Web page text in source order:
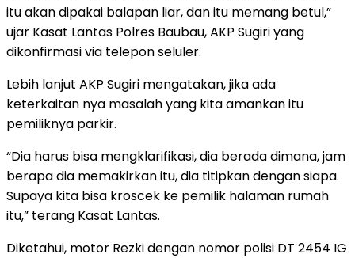
itu akan dipakai balapan liar, dan itu memang betul,”
ujar Kasat Lantas Polres Baubau, AKP Sugiri yang
dikonfirmasi via telepon seluler.
Lebih lanjut AKP Sugiri mengatakan, jika ada
keterkaitan nya masalah yang kita amankan itu
pemiliknya parkir.
“Dia harus bisa mengklarifikasi, dia berada dimana, jam
berapa dia memakirkan itu, dia titipkan dengan siapa.
Supaya kita bisa kroscek ke pemilik halaman rumah
itu,” terang Kasat Lantas.
Diketahui, motor Rezki dengan nomor polisi DT 2454 IG